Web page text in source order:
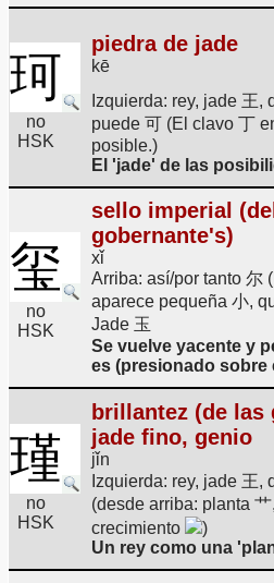
珂
no
HSK
piedra de jade
kē
Izquierda: rey, jade 王,
puede 可 (El clavo 丁
posible.)
El 'jade' de las
玺
no
HSK
sello imperial (del
gobernante's)
xǐ
Arriba: así/por tanto 尔
aparece pequeña 小,
Jade 玉
Se vuelve yacente y
es (presionado sobre
瑾
no
HSK
brillantez (de las
jade fino, genio
jǐn
Izquierda: rey, jade 王,
(desde arriba: planta
crecimiento
)
Un rey como una